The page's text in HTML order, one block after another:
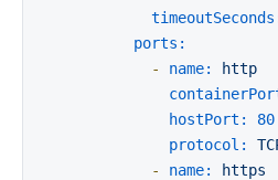
ports:
-
name:
http
hostPort:
80
protocol:
-
name:
https